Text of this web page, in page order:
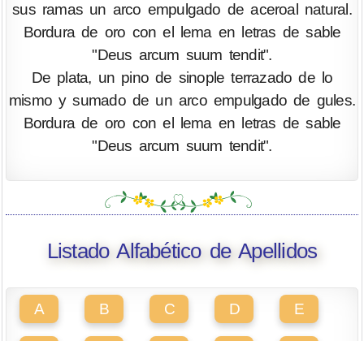
sus ramas un arco empulgado de aceroal natural.
Bordura de oro con el lema en letras de sable
"Deus arcum suum tendit".
De plata, un pino de sinople terrazado de lo
mismo y sumado de un arco empulgado de gules.
Bordura de oro con el lema en letras de sable
"Deus arcum suum tendit".
Listado Alfabético de Apellidos
A B C D E